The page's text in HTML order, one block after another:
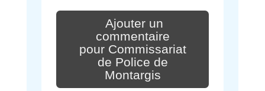
Ajouter un
commentaire
pour Commissariat
de Police de
Montargis